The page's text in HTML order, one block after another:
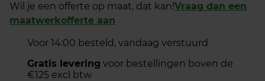
Wil je een offerte op maat, dat kan!Vraag dan een
maatwerkofferte aan
Voor 14:00 besteld, vandaag verstuurd
Gratis levering voor bestellingen boven de
€125 excl btw